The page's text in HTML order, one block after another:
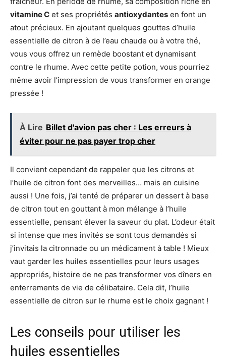
vitamine C et ses propriétés antioxydantes en font un
atout précieux. En ajoutant quelques gouttes d’huile
essentielle de citron à de l’eau chaude ou à votre thé,
vous vous offrez un remède boostant et dynamisant
contre le rhume. Avec cette petite potion, vous pourriez
même avoir l’impression de vous transformer en orange
pressée !
À Lire Billet d'avion pas cher : Les erreurs à
éviter pour ne pas payer trop cher
Il convient cependant de rappeler que les citrons et
l’huile de citron font des merveilles… mais en cuisine
aussi ! Une fois, j’ai tenté de préparer un dessert à base
de citron tout en gouttant à mon mélange à l’huile
essentielle, pensant élever la saveur du plat. L’odeur était
si intense que mes invités se sont tous demandés si
j’invitais la citronnade ou un médicament à table ! Mieux
vaut garder les huiles essentielles pour leurs usages
appropriés, histoire de ne pas transformer vos dîners en
enterrements de vie de célibataire. Cela dit, l’huile
essentielle de citron sur le rhume est le choix gagnant !
Les conseils pour utiliser les
huiles essentielles